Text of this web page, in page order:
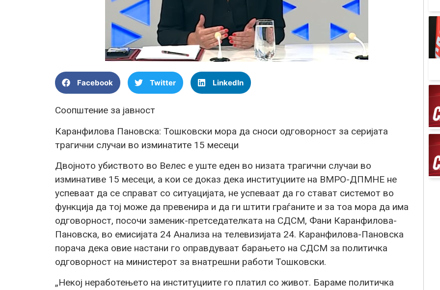
Facebook Twitter LinkedIn
Соопштение за јавност
Каранфилова Пановска: Тошковски мора да сноси одговорност за серијата
трагични случаи во изминатите 15 месеци
Двојното убиството во Велес е уште еден во низата трагични случаи во
изминативе 15 месеци, а кои се доказ дека институциите на ВМРО-ДПМНЕ не
успеваат да се справат со ситуацијата, не успеваат да го стават системот во
функција да тој може да превенира и да ги штити граѓаните и за тоа мора да има
одговорност, посочи заменик-претседателката на СДСМ, Фани Каранфилова-
Пановска, во емисијата 24 Анализа на телевизијата 24. Каранфилова-Пановска
порача дека овие настани го оправдуваат барањето на СДСМ за политичка
одговорност на министерот за внатрешни работи Тошковски.
„Некој неработењето на институциите го платил со живот. Бараме политичка